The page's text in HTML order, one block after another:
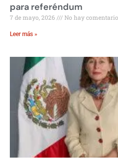
para referéndum
7 de mayo, 2026 No hay
Leer más »